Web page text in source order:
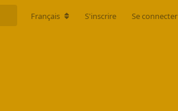
Français S'inscrire Se connecter